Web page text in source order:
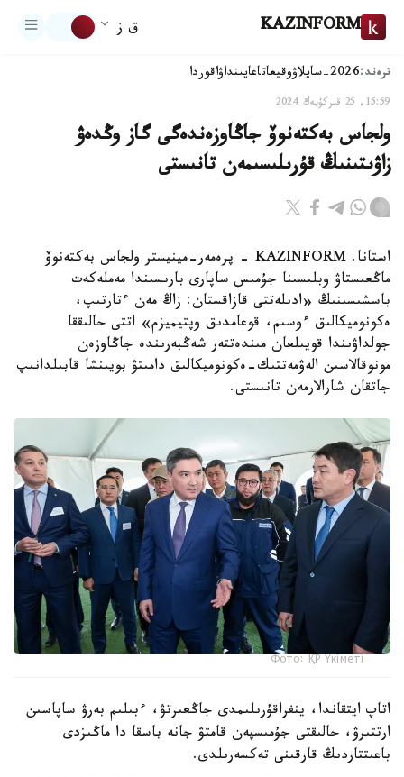
KAZINFORM ق ز
ترەند:2026-سايلاۋ وقيعاتاعايىنداۋاقوردا
15:59, 25 قىركۇيەك 2024
ولجاس بەكتەنوۆ جاڭاوزەندەگى گاز وڭدەۋ
زاۋىتىنىڭ قۇرىلىسىمەن تانىستى
استانا. KAZINFORM - پرەمەر-مينيستر ولجاس بەكتەنوۆ
ماڭعىستاۋ وبلىسىنا جۇمىس ساپارى بارىسىندا مەملەكەت
باسشىسىنىڭ «ادىلەتتى قازاقستان: زاڭ مەن ءتارتىپ،
ەكونوميكالىق ءوسىم، قوعامدىق وپتيميزم» اتتى حالىققا
جولداۋىندا قويىلعان مىندەتتەر شەڭبەرىندە جاڭاوزەن
مونوقالاسىن الەۋمەتتىك-ەكونوميكالىق دامىتۋ بويىنشا قابىلدانىپ
جاتقان شارالارمەن تانىستى.
Фото: ҚР Үкіметі
اتاپ ايتقاندا، ينفراقۇرىلىمدى جاڭعىرتۋ، ءبىلىم بەرۋ ساپاسىن
ارتتىرۋ، حالىقتى جۇمىسپەن قامتۋ جانە باسقا دا ماڭىزدى
باعىتتاردىڭ قارقىنى تەكسەرىلدى.